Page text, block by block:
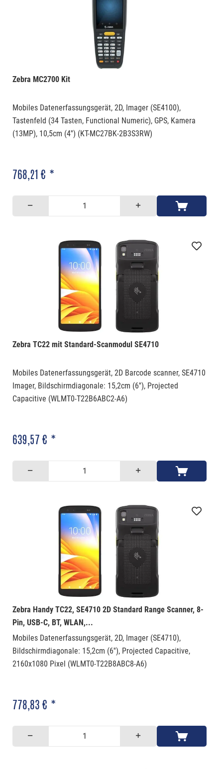
Zebra MC2700 Kit
Mobiles Datenerfassungsgerät, 2D, Imager (SE4100),
Tastenfeld (34 Tasten, Functional Numeric), GPS, Kamera
(13MP), 10,5cm (4'') (KT-MC27BK-2B3S3RW)
768,21 € *
Zebra TC22 mit Standard-Scanmodul SE4710
Mobiles Datenerfassungsgerät, 2D Barcode scanner, SE4710
Imager, Bildschirmdiagonale: 15,2cm (6''), Projected
Capacitive (WLMT0-T22B6ABC2-A6)
639,57 € *
Zebra Handy TC22, SE4710 2D Standard Range Scanner, 8-
Pin, USB-C, BT, WLAN,...
Mobiles Datenerfassungsgerät, 2D, Imager (SE4710),
Bildschirmdiagonale: 15,2cm (6''), Projected Capacitive,
2160x1080 Pixel (WLMT0-T22B8ABC8-A6)
778,83 € *